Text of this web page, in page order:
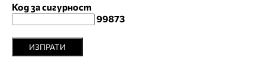
Код за сигурност
99873
ИЗПРАТИ